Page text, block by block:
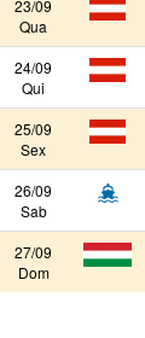
23/09
Qua
24/09
Qui
25/09
Sex
26/09
Sab
27/09
Dom